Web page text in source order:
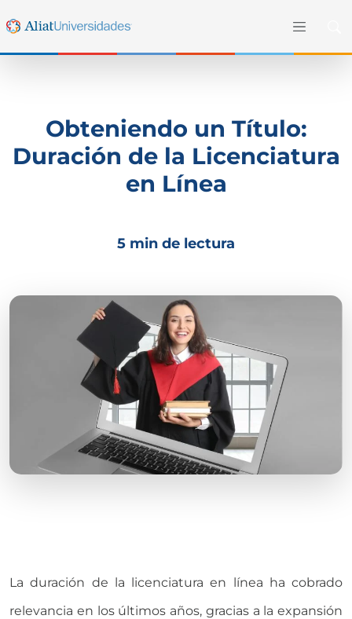
Obteniendo un Título:
Duración de la Licenciatura
en Línea
5 min de lectura
Laduración de la licenciatura en línea ha cobrado
relevancia en los últimos años, gracias a la expansión